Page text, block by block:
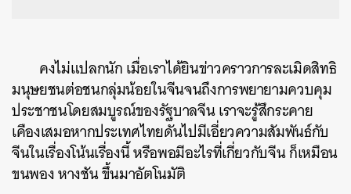
คงไม่แปลกนัก เมื่อเราได้ยินข่าวคราวการละเมิดสิทธิ
มนุษยชนต่อชนกลุ่มน้อยในจีนจนถึงการพยายามควบคุม
ประชาชนโดยสมบูรณ์ของรัฐบาลจีน เราจะรู้สึกระคาย
เคืองเสมอหากประเทศไทยดันไปมีเอี่ยวความสัมพันธ์กับ
จีนในเรื่องโน้นเรื่องนี้ หรือพอมีอะไรที่เกี่ยวกับจีน ก็เหมือน
ขนพอง หางชัน ขึ้นมาอัตโนมัติ